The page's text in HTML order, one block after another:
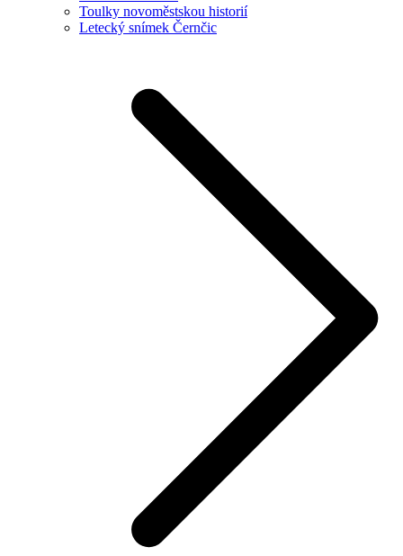
Toulky novoměstskou historií
Letecký snímek Černčic